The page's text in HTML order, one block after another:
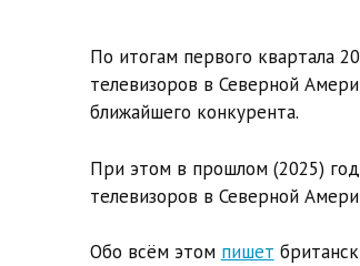
По итогам первого квартала
телевизоров в Северной
ближайшего конкурента.
При этом в прошлом (2025)
телевизоров в Северной
Обо всём этом пишет